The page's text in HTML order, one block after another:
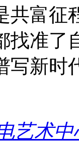
共富征
找准
写新时
艺术